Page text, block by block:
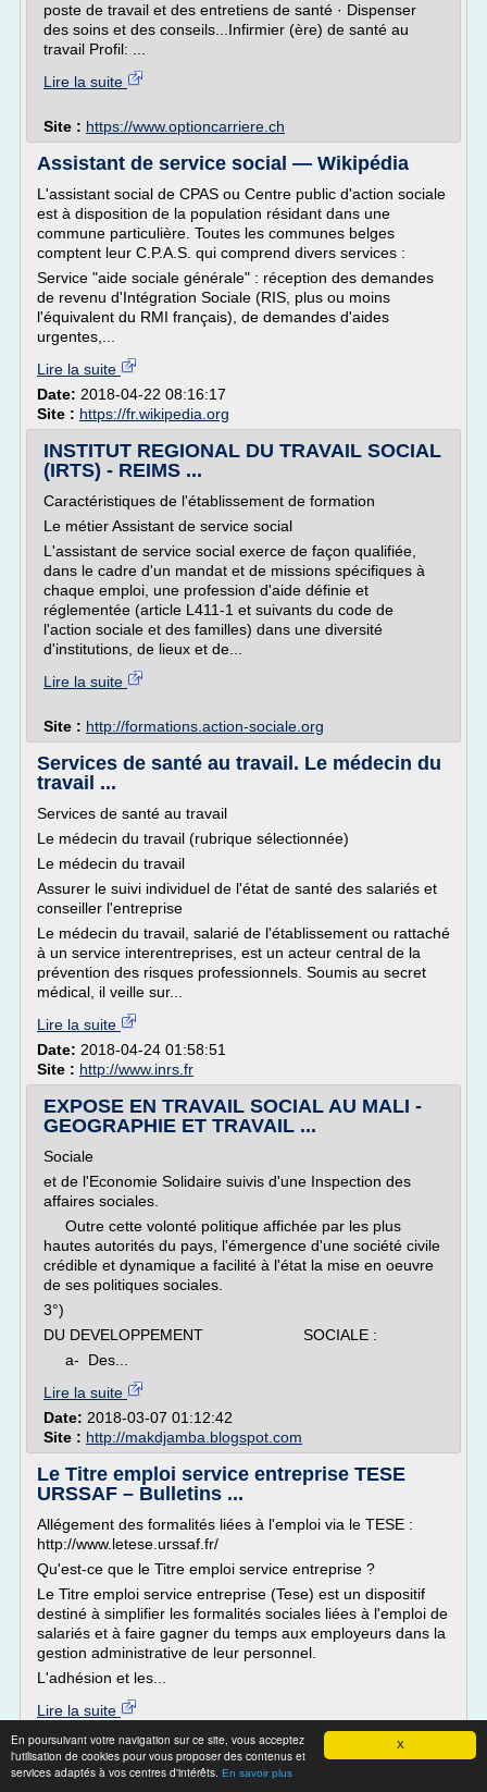
X
En poursuivant votre navigation sur ce site, vous acceptez
l'utilisation de cookies pour vous proposer des contenus et
services adaptés à vos centres d'intérêts. En savoir plus
poste de travail et des entretiens de santé · Dispenser
des soins et des conseils...Infirmier (ère) de santé au
travail Profil: ...
Lire la suite
Site : https://www.optioncarriere.ch
Assistant de service social — Wikipédia
L'assistant social de CPAS ou Centre public d'action sociale
est à disposition de la population résidant dans une
commune particulière. Toutes les communes belges
comptent leur C.P.A.S. qui comprend divers services :
Service "aide sociale générale" : réception des demandes
de revenu d'Intégration Sociale (RIS, plus ou moins
l'équivalent du RMI français), de demandes d'aides
urgentes,...
Lire la suite
Date: 2018-04-22 08:16:17
Site : https://fr.wikipedia.org
INSTITUT REGIONAL DU TRAVAIL SOCIAL
(IRTS) - REIMS ...
Caractéristiques de l'établissement de formation
Le métier Assistant de service social
L'assistant de service social exerce de façon qualifiée,
dans le cadre d'un mandat et de missions spécifiques à
chaque emploi, une profession d'aide définie et
réglementée (article L411-1 et suivants du code de
l'action sociale et des familles) dans une diversité
d'institutions, de lieux et de...
Lire la suite
Site : http://formations.action-sociale.org
Services de santé au travail. Le médecin du
travail ...
Services de santé au travail
Le médecin du travail (rubrique sélectionnée)
Le médecin du travail
Assurer le suivi individuel de l'état de santé des salariés et
conseiller l'entreprise
Le médecin du travail, salarié de l'établissement ou rattaché
à un service interentreprises, est un acteur central de la
prévention des risques professionnels. Soumis au secret
médical, il veille sur...
Lire la suite
Date: 2018-04-24 01:58:51
Site : http://www.inrs.fr
EXPOSE EN TRAVAIL SOCIAL AU MALI -
GEOGRAPHIE ET TRAVAIL ...
Sociale
et de l'Economie Solidaire suivis d'une Inspection des
affaires sociales.
Outre cette volonté politique affichée par les plus
hautes autorités du pays, l'émergence d'une société civile
crédible et dynamique a facilité à l'état la mise en oeuvre
de ses politiques sociales.
3°)
DU DEVELOPPEMENT SOCIALE :
a- Des...
Lire la suite
Date: 2018-03-07 01:12:42
Site : http://makdjamba.blogspot.com
Le Titre emploi service entreprise TESE
URSSAF – Bulletins ...
Allégement des formalités liées à l'emploi via le TESE :
http://www.letese.urssaf.fr/
Qu'est-ce que le Titre emploi service entreprise ?
Le Titre emploi service entreprise (Tese) est un dispositif
destiné à simplifier les formalités sociales liées à l'emploi de
salariés et à faire gagner du temps aux employeurs dans la
gestion administrative de leur personnel.
L'adhésion et les...
Lire la suite
Site :http://bulletinspaie.com
Thèmes liés :service social du travail en